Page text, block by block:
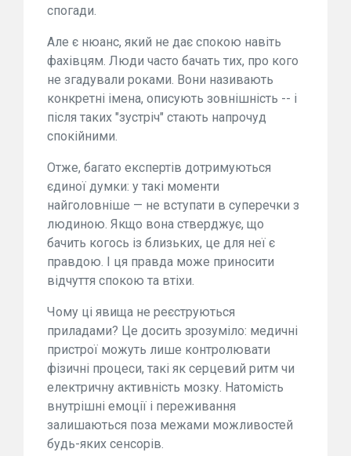
спогади.
Але є нюанс, який не дає спокою навіть
фахівцям. Люди часто бачать тих, про кого
не згадували роками. Вони називають
конкретні імена, описують зовнішність -- і
після таких "зустріч" стають напрочуд
спокійними.
Отже, багато експертів дотримуються
єдиної думки: у такі моменти
найголовніше — не вступати в суперечки з
людиною. Якщо вона стверджує, що
бачить когось із близьких, це для неї є
правдою. І ця правда може приносити
відчуття спокою та втіхи.
Чому ці явища не реєструються
приладами? Це досить зрозуміло: медичні
пристрої можуть лише контролювати
фізичні процеси, такі як серцевий ритм чи
електричну активність мозку. Натомість
внутрішні емоції і переживання
залишаються поза межами можливостей
будь-яких сенсорів.